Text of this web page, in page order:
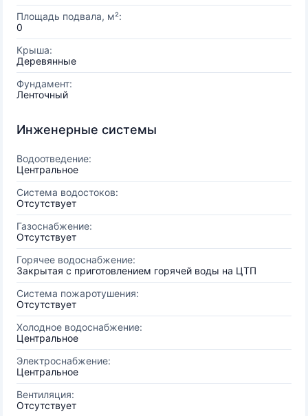
Площадь подвала, м²:
0
Крыша:
Деревянные
Фундамент:
Ленточный
Инженерные системы
Водоотведение:
Центральное
Система водостоков:
Отсутствует
Газоснабжение:
Отсутствует
Горячее водоснабжение:
Закрытая с приготовлением горячей воды на ЦТП
Система пожаротушения:
Отсутствует
Холодное водоснабжение:
Центральное
Электроснабжение:
Центральное
Вентиляция:
Отсутствует